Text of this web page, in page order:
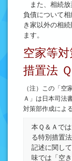
また、相続放
負債について
き家以外の相
ます。
空家等
措置法
（注）この「空
Ａ」は日本司法
対策部作成によ
本Ｑ＆Ａで
る特別措置
記述に関し
味では「空